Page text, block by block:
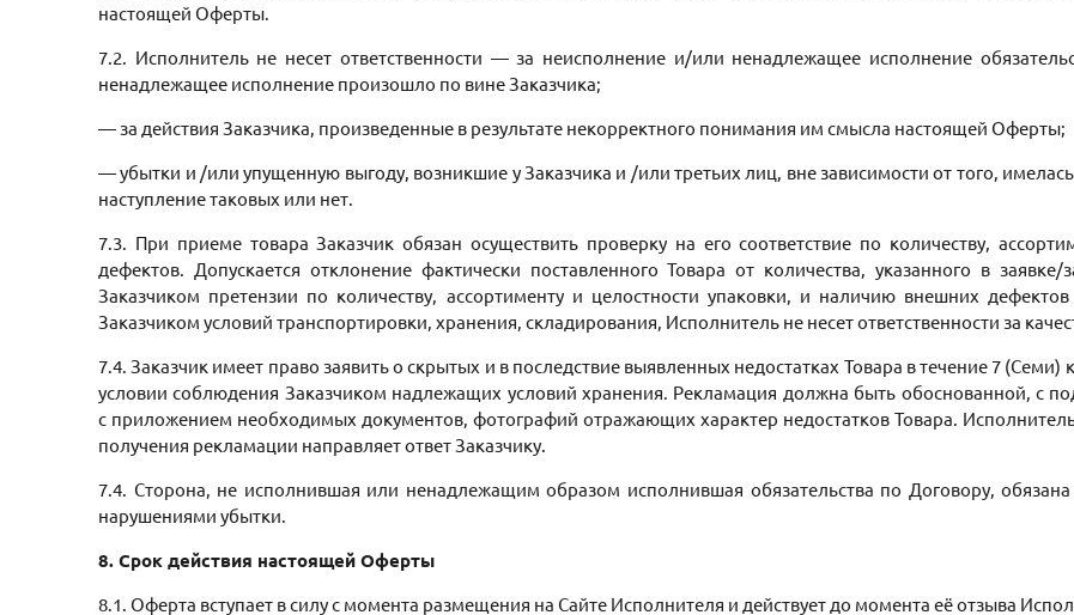
настоящей Оферты.
7.2. Исполнитель не несет ответственности — за неисполнение и/или ненадлежащее исполнение
ненадлежащее исполнение произошло по вине Заказчика;
— за действия Заказчика, произведенные в результате некорректного понимания им смысла настоящей Оферты;
— убытки и /или упущенную выгоду, возникшие у Заказчика и /или третьих лиц, вне зависимости от того,
наступление таковых или нет.
7.3. При приеме товара Заказчик обязан осуществить проверку на его соответствие по количеству,
дефектов. Допускается отклонение фактически поставленного Товара от количества, указанного в
Заказчиком претензии по количеству, ассортименту и целостности упаковки, и наличию внешних
Заказчиком условий транспортировки, хранения, складирования, Исполнитель не несет ответственности за
7.4. Заказчик имеет право заявить о скрытых и в последствие выявленных недостатках Товара в течение 7
условии соблюдения Заказчиком надлежащих условий хранения. Рекламация должна быть обоснованной, с
с приложением необходимых документов, фотографий отражающих характер недостатков Товара.
получения рекламации направляет ответ Заказчику.
7.4. Сторона, не исполнившая или ненадлежащим образом исполнившая обязательства по Договору,
нарушениями убытки.
8. Срок действия настоящей Оферты
8.1. Оферта вступает в силу с момента размещения на Сайте Исполнителя и действует до момента её отзыва